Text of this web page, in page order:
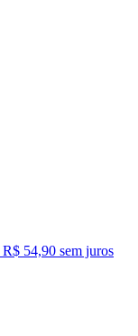
R$ 54,90 sem juros